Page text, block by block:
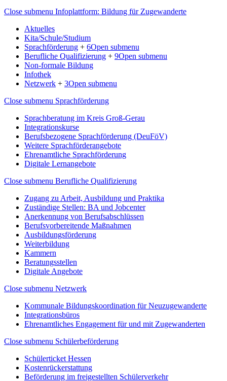
Close submenu Infoplattform: Bildung für Zugewanderte
Aktuelles
Kita/Schule/Studium
Sprachförderung + 6Open submenu
Berufliche Qualifizierung + 9Open submenu
Non-formale Bildung
Infothek
Netzwerk + 3Open submenu
Close submenu Sprachförderung
Sprachberatung im Kreis Groß-Gerau
Integrationskurse
Berufsbezogene Sprachförderung (DeuFöV)
Weitere Sprachförderangebote
Ehrenamtliche Sprachförderung
Digitale Lernangebote
Close submenu Berufliche Qualifizierung
Zugang zu Arbeit, Ausbildung und Praktika
Zuständige Stellen: BA und Jobcenter
Anerkennung von Berufsabschlüssen
Berufsvorbereitende Maßnahmen
Ausbildungsförderung
Weiterbildung
Kammern
Beratungsstellen
Digitale Angebote
Close submenu Netzwerk
Kommunale Bildungskoordination für Neuzugewanderte
Integrationsbüros
Ehrenamtliches Engagement für und mit Zugewanderten
Close submenu Schülerbeförderung
Schülerticket Hessen
Kostenrückerstattung
Beförderung im freigestellten Schülerverkehr